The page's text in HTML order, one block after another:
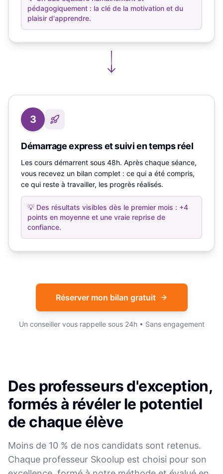
pédagogiquement : la clé de la motivation et du
plaisir d'apprendre.
3
Démarrage express et suivi en temps réel
Les cours démarrent sous 48h. Après chaque séance,
vous recevez un bilan complet : ce qui a été compris,
ce qui reste à travailler, les progrès réalisés.
💡 Des résultats visibles dès le premier mois : +4
points en moyenne et une vraie reprise de
confiance.
Réserver mon bilan gratuit
Un conseiller vous rappelle sous 24h • Sans engagement
Des professeurs d'exception,
formés à révéler le potentiel
de chaque élève
Moins de 10 % de nos candidats sont retenus.
Chaque professeur Skoolup est choisi pour son